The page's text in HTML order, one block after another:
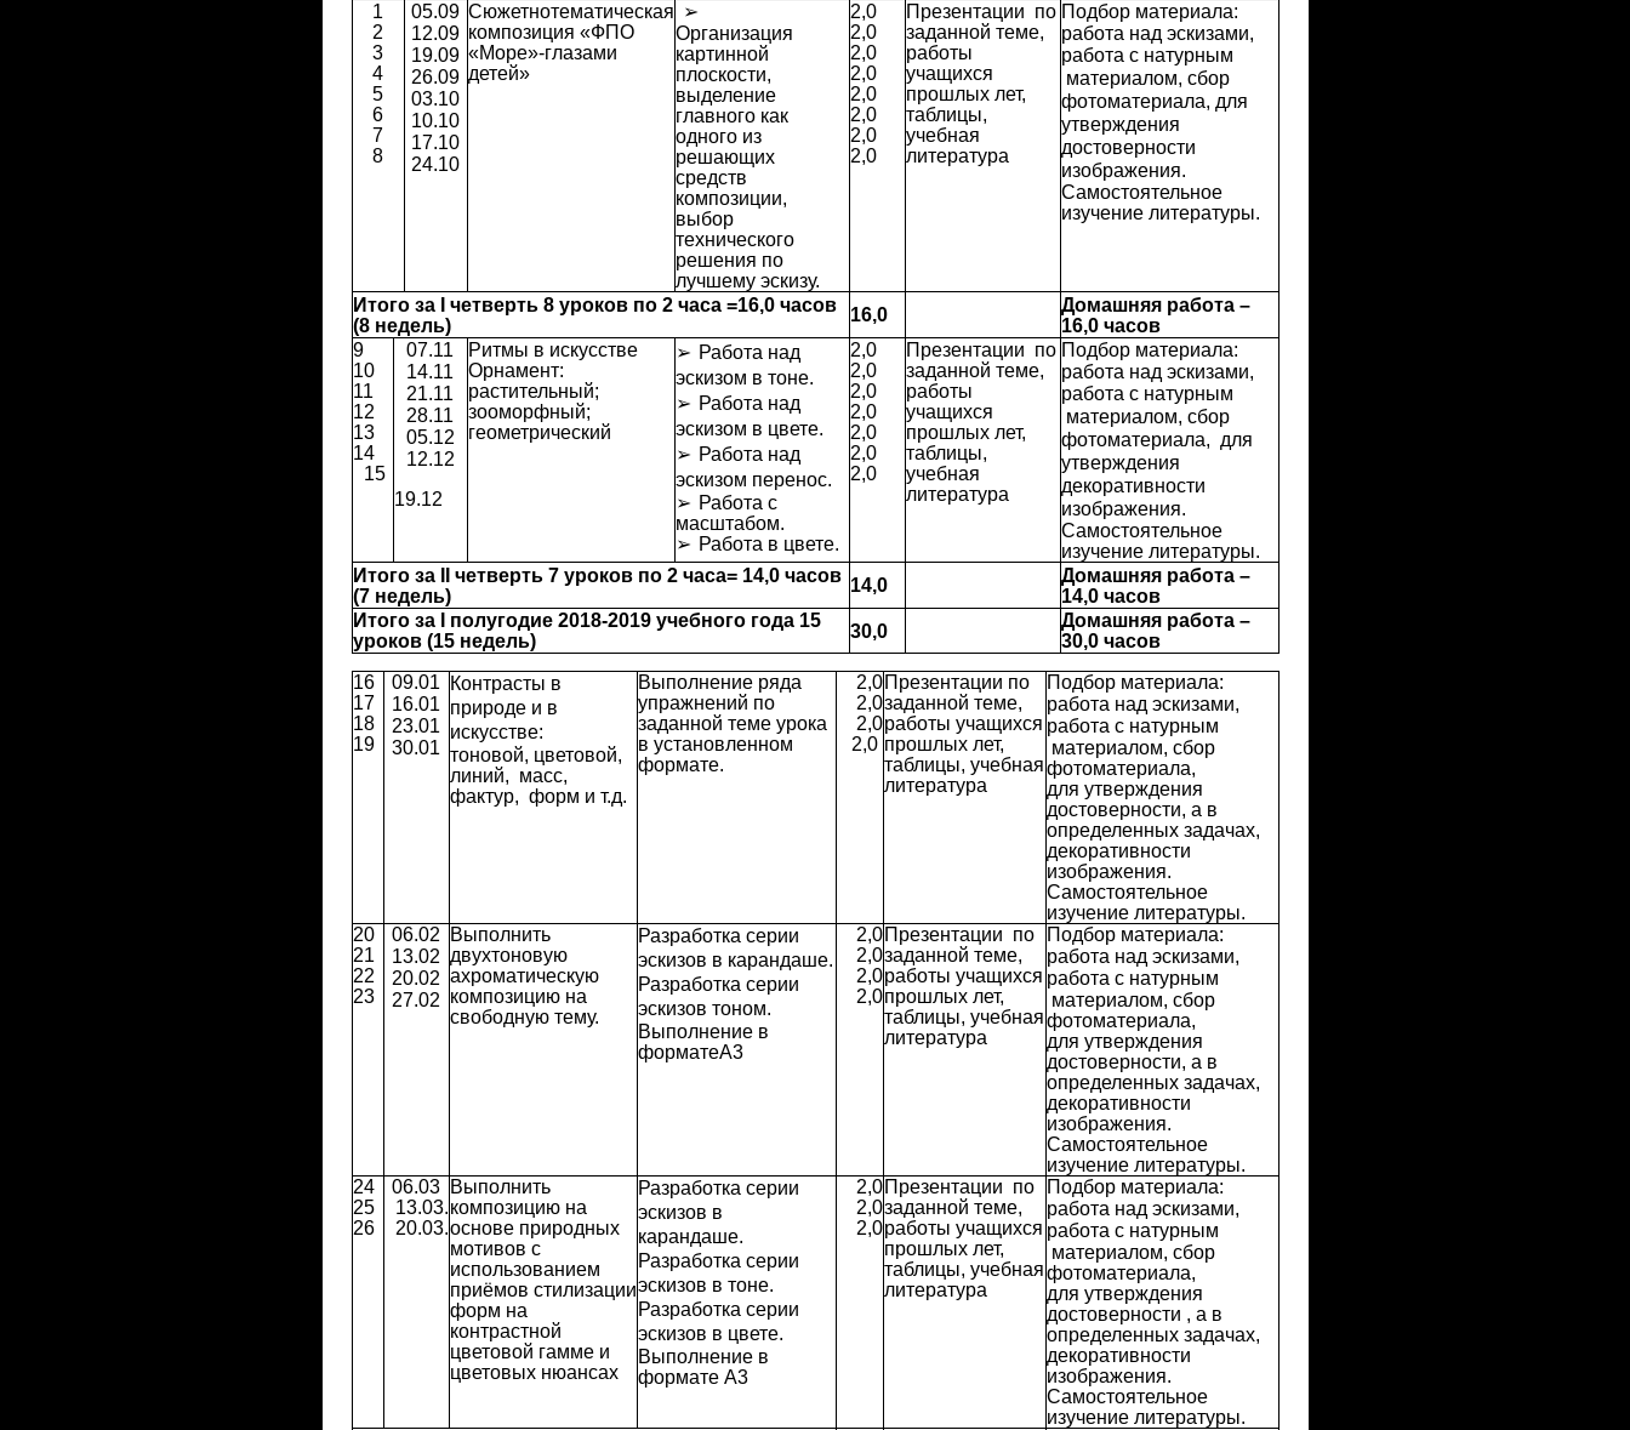
1
2
3
4
5
6
7
8
05.09
12.09
19.09
26.09
03.10
10.10
17.10
24.10
Сюжетнотематическая
композиция «ФПО
«Море»-глазами
детей»
➢
Организация
картинной
плоскости,
выделение
главного как
одного из
решающих
средств
композиции,
выбор
технического
решения по
лучшему эскизу.
2,0
2,0
2,0
2,0
2,0
2,0
2,0
2,0
Презентации по
заданной теме,
работы
учащихся
прошлых лет,
таблицы,
учебная
литература
Подбор материала:
работа над эскизами,
работа с натурным
материалом, сбор
фотоматериала, для
утверждения
достоверности
изображения.
Самостоятельное
изучение литературы.
Итого за I четверть 8 уроков по 2 часа =16,0 часов
(8 недель)
16,0
Домашняя работа –
16,0 часов
9
10
11
12
13
14
15
07.11
14.11
21.11
28.11
05.12
12.12
19.12
Ритмы в искусстве
Орнамент:
растительный;
зооморфный;
геометрический
➢ Работа над
эскизом в тоне.
➢ Работа над
эскизом в цвете.
➢ Работа над
эскизом перенос.
➢ Работа с
масштабом.
➢ Работа в цвете.
2,0
2,0
2,0
2,0
2,0
2,0
2,0
Презентации по
заданной теме,
работы
учащихся
прошлых лет,
таблицы,
учебная
литература
Подбор материала:
работа над эскизами,
работа с натурным
материалом, сбор
фотоматериала, для
утверждения
декоративности
изображения.
Самостоятельное
изучение литературы.
Итого за II четверть 7 уроков по 2 часа= 14,0 часов
(7 недель)
14,0
Домашняя работа –
14,0 часов
Итого за I полугодие 2018-2019 учебного года 15
уроков (15 недель)
30,0
Домашняя работа –
30,0 часов
16
17
18
19
09.01
16.01
23.01
30.01
Контрасты в
природе и в
искусстве:
тоновой, цветовой,
линий, масс,
фактур, форм и т.д.
Выполнение ряда
упражнений по
заданной теме урока
в установленном
формате.
2,0
2,0
2,0
2,0
Презентации по
заданной теме,
работы учащихся
прошлых лет,
таблицы, учебная
литература
Подбор материала:
работа над эскизами,
работа с натурным
материалом, сбор
фотоматериала,
для утверждения
достоверности, а в
определенных задачах,
декоративности
изображения.
Самостоятельное
изучение литературы.
20
21
22
23
06.02
13.02
20.02
27.02
Выполнить
двухтоновую
ахроматическую
композицию на
свободную тему.
Разработка серии
эскизов в карандаше.
Разработка серии
эскизов тоном.
Выполнение в
форматеА3
2,0
2,0
2,0
2,0
Презентации по
заданной теме,
работы учащихся
прошлых лет,
таблицы, учебная
литература
Подбор материала:
работа над эскизами,
работа с натурным
материалом, сбор
фотоматериала,
для утверждения
достоверности, а в
определенных задачах,
декоративности
изображения.
Самостоятельное
изучение литературы.
24
25
26
06.03
13.03.
20.03.
Выполнить
композицию на
основе природных
мотивов с
использованием
приёмов стилизации
форм на
контрастной
цветовой гамме и
цветовых нюансах
Разработка серии
эскизов в
карандаше.
Разработка серии
эскизов в тоне.
Разработка серии
эскизов в цвете.
Выполнение в
формате А3
2,0
2,0
2,0
Презентации по
заданной теме,
работы учащихся
прошлых лет,
таблицы, учебная
литература
Подбор материала:
работа над эскизами,
работа с натурным
материалом, сбор
фотоматериала,
для утверждения
достоверности , а в
определенных задачах,
декоративности
изображения.
Самостоятельное
изучение литературы.